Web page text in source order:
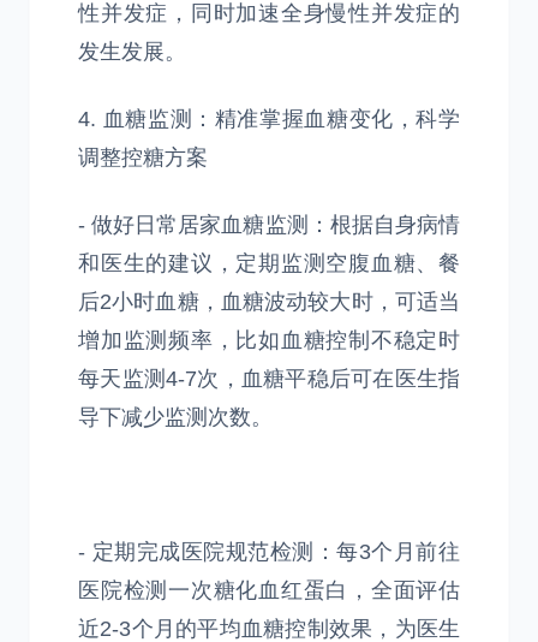
性并发症，同时加速全身慢性并发症的
发生发展。
4. 血糖监测：精准掌握血糖变化，科学
调整控糖方案
- 做好日常居家血糖监测：根据自身病情
和医生的建议，定期监测空腹血糖、餐
后2小时血糖，血糖波动较大时，可适当
增加监测频率，比如血糖控制不稳定时
每天监测4-7次，血糖平稳后可在医生指
导下减少监测次数。
- 定期完成医院规范检测：每3个月前往
医院检测一次糖化血红蛋白，全面评估
近2-3个月的平均血糖控制效果，为医生